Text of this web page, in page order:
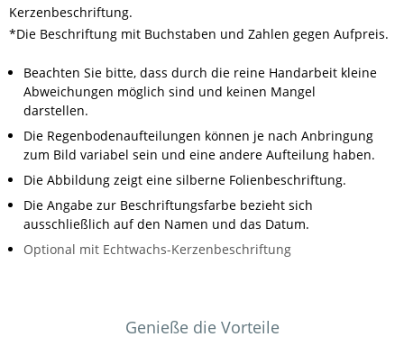
Kerzenbeschriftung.
*Die Beschriftung mit Buchstaben und Zahlen gegen Aufpreis.
Beachten Sie bitte, dass durch die reine Handarbeit kleine
Abweichungen möglich sind und keinen Mangel
darstellen.
Die Regenbodenaufteilungen können je nach Anbringung
zum Bild variabel sein und eine andere Aufteilung haben.
Die Abbildung zeigt eine silberne Folienbeschriftung.
Die Angabe zur Beschriftungsfarbe bezieht sich
ausschließlich auf den Namen und das Datum.
Optional mit Echtwachs-Kerzenbeschriftung
Genieße die Vorteile